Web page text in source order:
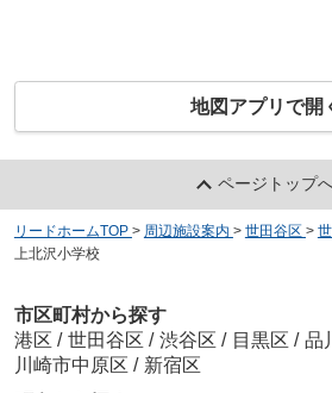
地図アプリで開
ページトップ
リードホームTOP > 周辺施設案内 > 世田谷区 >
上北沢小学校
市区町村から探す
港区 / 世田谷区 / 渋谷区 / 目黒区 / 品
川崎市中原区 / 新宿区